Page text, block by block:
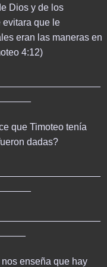
Dios y de los
evitara que le
eran las maneras en
4:12)
que Timoteo tenía
dadas?
enseña que hay